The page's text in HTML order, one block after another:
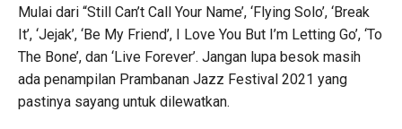
Mulai dari “Still Can’t Call Your Name’, ‘Flying Solo’, ‘Break
It’, ‘Jejak’, ‘Be My Friend’, I Love You But I’m Letting Go’, ‘To
The Bone’, dan ‘Live Forever’. Jangan lupa besok masih
ada penampilan Prambanan Jazz Festival 2021 yang
pastinya sayang untuk dilewatkan.